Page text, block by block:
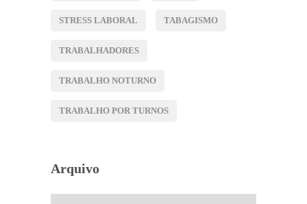
STRESS LABORAL TABAGISMO
TRABALHADORES
TRABALHO NOTURNO
TRABALHO POR TURNOS
Arquivo